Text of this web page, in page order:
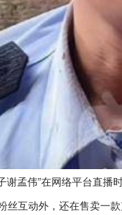
谢孟伟”在网络平台直
丝互动外，还在售卖一